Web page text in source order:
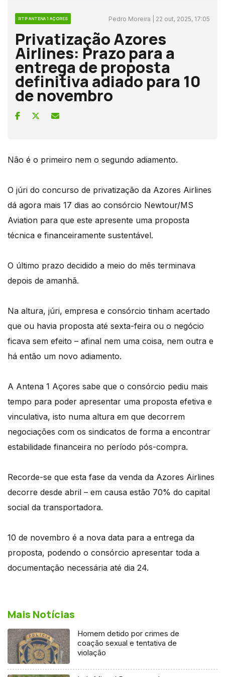
RTP ANTENA 1 AÇORES Pedro Moreira | 22 out, 2025, 17:05
Privatização Azores
Airlines: Prazo para a
entrega de proposta
definitiva adiado para 10
de novembro
Não é o primeiro nem o segundo adiamento.
O júri do concurso de privatização da Azores Airlines
dá agora mais 17 dias ao consórcio Newtour/MS
Aviation para que este apresente uma proposta
técnica e financeiramente sustentável.
O último prazo decidido a meio do mês terminava
depois de amanhã.
Na altura, júri, empresa e consórcio tinham acertado
que ou havia proposta até sexta-feira ou o negócio
ficava sem efeito – afinal nem uma coisa, nem outra e
há então um novo adiamento.
A Antena 1 Açores sabe que o consórcio pediu mais
tempo para poder apresentar uma proposta efetiva e
vinculativa, isto numa altura em que decorrem
negociações com os sindicatos de forma a encontrar
estabilidade financeira no período pós-compra.
Recorde-se que esta fase da venda da Azores Airlines
decorre desde abril – em causa estão 70% do capital
social da transportadora.
10 de novembro é a nova data para a entrega da
proposta, podendo o consórcio apresentar toda a
documentação necessária até dia 24.
Mais Notícias
Homem detido por crimes de
coação sexual e tentativa de
violação